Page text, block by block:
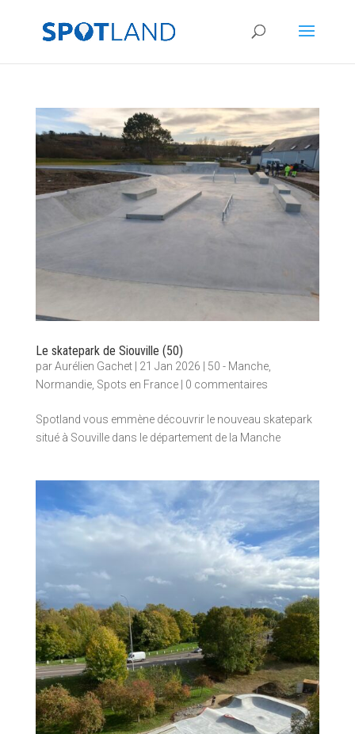
Le skatepark de Siouville (50)
parAurélien Gachet| 21 Jan 2026 50 - Manche,
Normandie, Spots en France| 0 commentaires
Spotland vous emmène découvrir le nouveau skatepark
situé à Souville dans le département de la Manche